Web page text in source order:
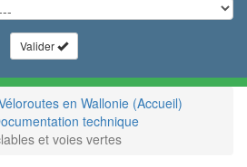
Valider
en Wallonie (Accueil)
technique
et voies vertes